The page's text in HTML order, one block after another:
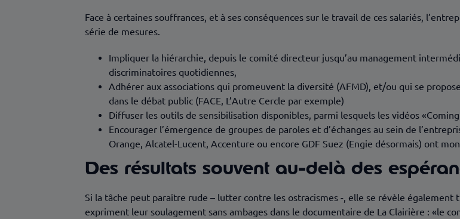
Face à certaines souffrances, et à ses conséquences sur le travail de ces salariés,
série de mesures.
Impliquer la hiérarchie, depuis le comité directeur jusqu’au management
discriminatoires quotidiennes,
Adhérer aux associations qui promeuvent la diversité (AFMD), et/ou qui se
dans le débat public (FACE, L’Autre Cercle par exemple)
Diffuser les outils de sensibilisation disponibles, parmi lesquels les vidéos
Encourager l’émergence de groupes de paroles et d’échanges au sein de
Orange, Alcatel-Lucent, Accenture ou encore GDF Suez (Engie désormais) ont
Des résultats souvent au-delà des
Si la tâche peut paraître rude – lutter contre les ostracismes -, elle se révèle également
expriment leur soulagement sans ambages dans le documentaire de La Clairière : «le